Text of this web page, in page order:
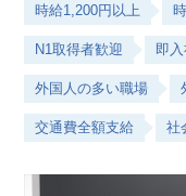
時給1,200円以上
N1取得者歓迎 即
外国人の多い職場
交通費全額支給 社